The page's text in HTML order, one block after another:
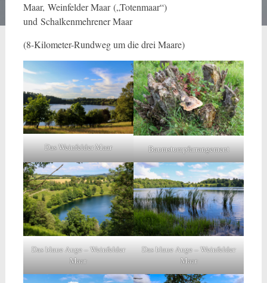
Maar, Weinfelder Maar („Totenmaar“)
und Schalkenmehrener Maar
(8-Kilometer-Rundweg um die drei Maare)
Das Weinfelder Maar Baumstumpfarrangement
Das blaue Auge – Weinfelder
Maar
Das blaue Auge – Weinfelder
Maar